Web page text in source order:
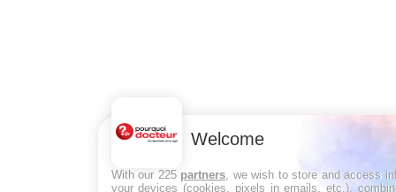
Welcome
With our 225 partners , we wish to store and access
your devices (cookies, pixels in emails, etc.),